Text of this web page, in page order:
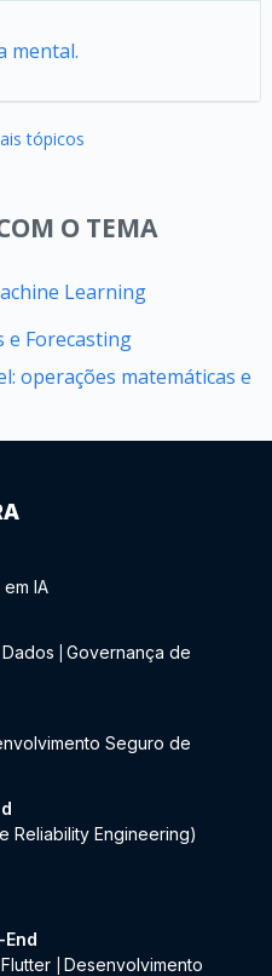
mental.
tópicos
O TEMA
Learning
e Forecasting
operações matemáticas e
IA
Governança de
Seguro de
Reliability Engineering)
Desenvolvimento